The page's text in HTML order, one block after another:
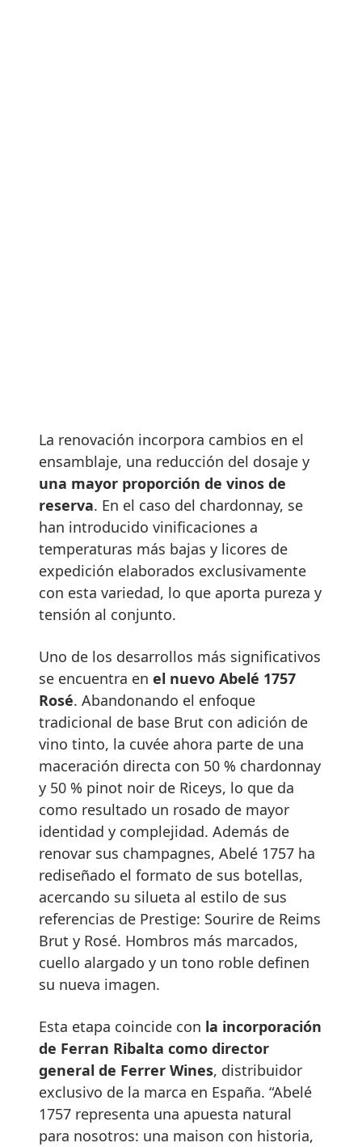
La renovación incorpora cambios en el
ensamblaje, una reducción del dosaje y
una mayor proporción de vinos de
reserva. En el caso del chardonnay, se
han introducido vinificaciones a
temperaturas más bajas y licores de
expedición elaborados exclusivamente
con esta variedad, lo que aporta pureza y
tensión al conjunto.
Uno de los desarrollos más significativos
se encuentra en el nuevo Abelé 1757
Rosé. Abandonando el enfoque
tradicional de base Brut con adición de
vino tinto, la cuvée ahora parte de una
maceración directa con 50 % chardonnay
y 50 % pinot noir de Riceys, lo que da
como resultado un rosado de mayor
identidad y complejidad. Además de
renovar sus champagnes, Abelé 1757 ha
rediseñado el formato de sus botellas,
acercando su silueta al estilo de sus
referencias de Prestige: Sourire de Reims
Brut y Rosé. Hombros más marcados,
cuello alargado y un tono roble definen
su nueva imagen.
Esta etapa coincide con la incorporación
de Ferran Ribalta como director
general de Ferrer Wines, distribuidor
exclusivo de la marca en España. “Abelé
1757 representa una apuesta natural
para nosotros: una maison con historia,